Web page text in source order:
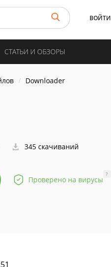
ВОЙТИ
СТАТЬИ И ОБЗОРЫ
Downloader
345 скачиваний
Проверено на вирусы
?